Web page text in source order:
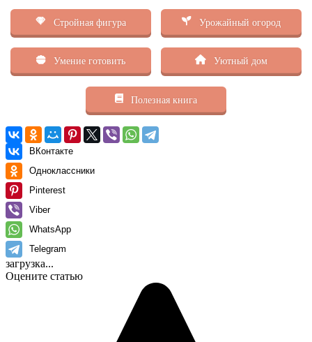
Стройная фигура Урожайный огород
Умение готовить Уютный дом
Полезная книга
ВКонтакте
Одноклассники
Pinterest
Viber
WhatsApp
Telegram
загрузка...
Оцените статью